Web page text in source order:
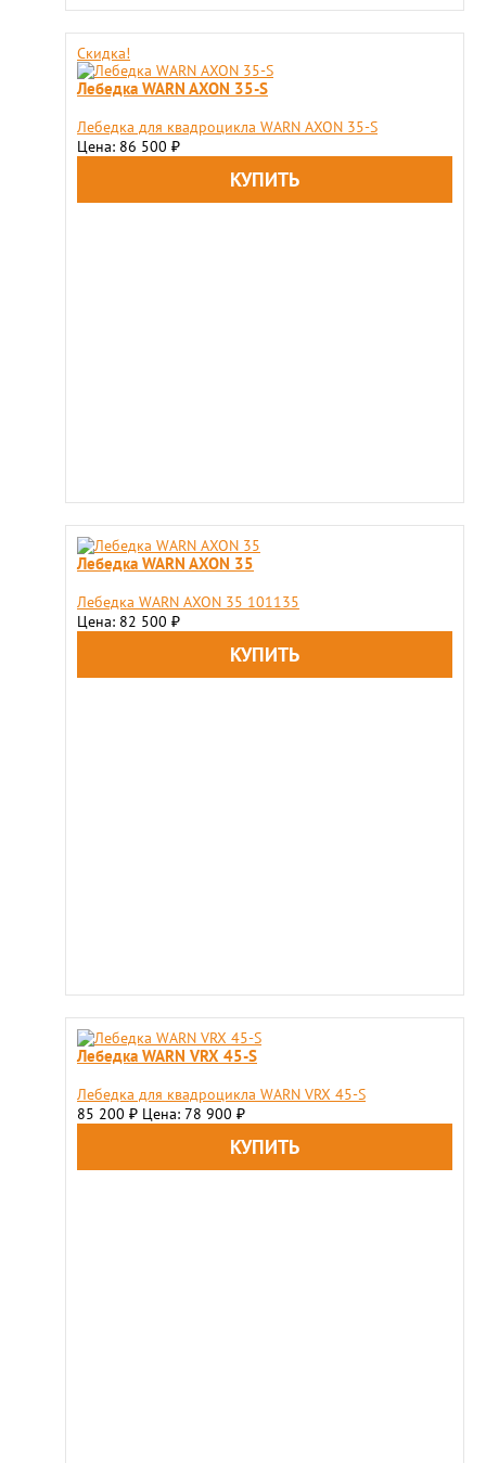
Скидка!
Лебедка WARN AXON 35-S
Лебедка для квадроцикла WARN AXON 35-S
Цена: 86 500 ₽
Лебедка WARN AXON 35
Лебедка WARN AXON 35 101135
Цена: 82 500 ₽
Лебедка WARN VRX 45-S
Лебедка для квадроцикла WARN VRX 45-S
85 200 ₽ Цена: 78 900 ₽